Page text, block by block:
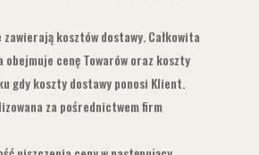
zawierają kosztów dostawy. Całkowita
obejmuje cenę Towarów oraz koszty
gdy koszty dostawy ponosi Klient.
za pośrednictwem firm